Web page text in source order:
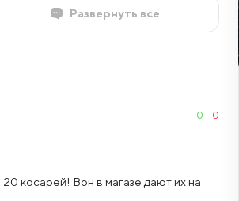
Развернуть все
0 0
косарей! Вон в магазе дают их на